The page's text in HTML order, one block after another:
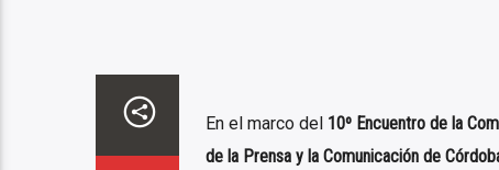
En el marco del 10º Encuentro de la
de la Prensa y la Comunicación de